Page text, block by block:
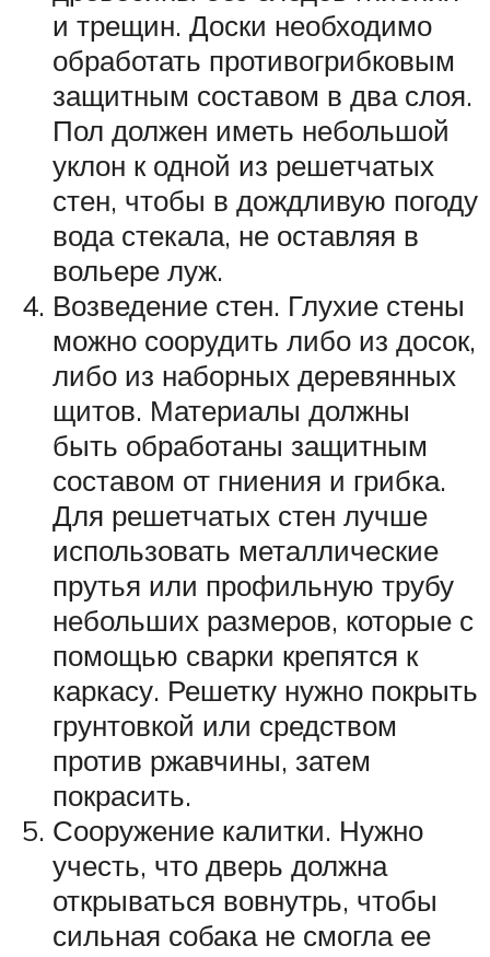
и трещин. Доски необходимо
обработать противогрибковым
защитным составом в два слоя.
Пол должен иметь небольшой
уклон к одной из решетчатых
стен, чтобы в дождливую погоду
вода стекала, не оставляя в
вольере луж.
Возведение стен. Глухие стены
можно соорудить либо из досок,
либо из наборных деревянных
щитов. Материалы должны
быть обработаны защитным
составом от гниения и грибка.
Для решетчатых стен лучше
использовать металлические
прутья или профильную трубу
небольших размеров, которые с
помощью сварки крепятся к
каркасу. Решетку нужно покрыть
грунтовкой или средством
против ржавчины, затем
покрасить.
Сооружение калитки. Нужно
учесть, что дверь должна
открываться вовнутрь, чтобы
сильная собака не смогла ее